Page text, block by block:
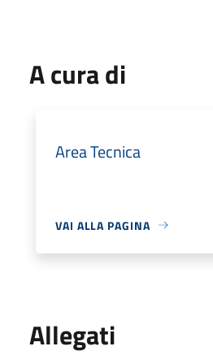
A cura di
Area Tecnica
VAI ALLA PAGINA
Allegati